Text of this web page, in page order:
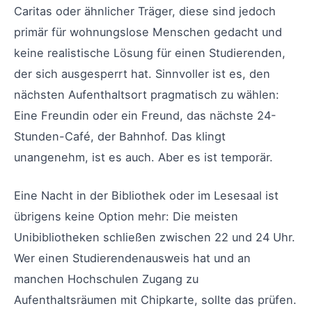
Caritas oder ähnlicher Träger, diese sind jedoch
primär für wohnungslose Menschen gedacht und
keine realistische Lösung für einen Studierenden,
der sich ausgesperrt hat. Sinnvoller ist es, den
nächsten Aufenthaltsort pragmatisch zu wählen:
Eine Freundin oder ein Freund, das nächste 24-
Stunden-Café, der Bahnhof. Das klingt
unangenehm, ist es auch. Aber es ist temporär.
Eine Nacht in der Bibliothek oder im Lesesaal ist
übrigens keine Option mehr: Die meisten
Unibibliotheken schließen zwischen 22 und 24 Uhr.
Wer einen Studierendenausweis hat und an
manchen Hochschulen Zugang zu
Aufenthaltsräumen mit Chipkarte, sollte das prüfen.